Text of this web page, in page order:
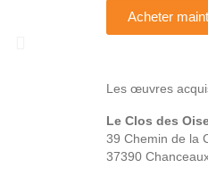
Acheter
Les œuvres
Le Clos des
39 Chemin de la
37390